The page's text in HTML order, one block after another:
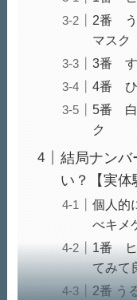
2番 う
マスク
3番 す
4番 ひ
5番 白
ク
結局ナンバ
い？【実体
個人的
べキメ
1番 ヒ
てみて
2番 う